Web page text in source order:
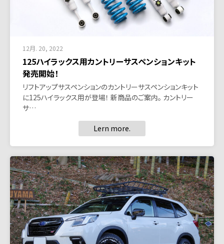
12月. 20, 2022
125ハイラックス用カントリーサスペンションキット
発売開始！
リフトアップサスペンションのカントリーサスペンションキット
に125ハイラックス用が登場！ 新商品のご案内。 カントリー
サ…
Lern more.